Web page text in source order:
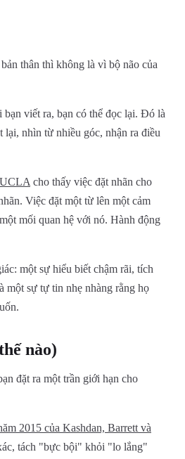
thân thì không là vì bộ não của
viết ra, bạn có thể đọc lại. Đó là
lại, nhìn từ nhiều góc, nhận ra điều
cho thấy việc đặt nhãn cho
Việc đặt một từ lên một cảm
mối quan hệ với nó. Hành động
một sự hiểu biết chậm rãi, tích
một sự tự tin nhẹ nhàng rằng họ
nào)
đặt ra một trần giới hạn cho
2015 của Kashdan, Barrett và
tách "bực bội" khỏi "lo lắng"